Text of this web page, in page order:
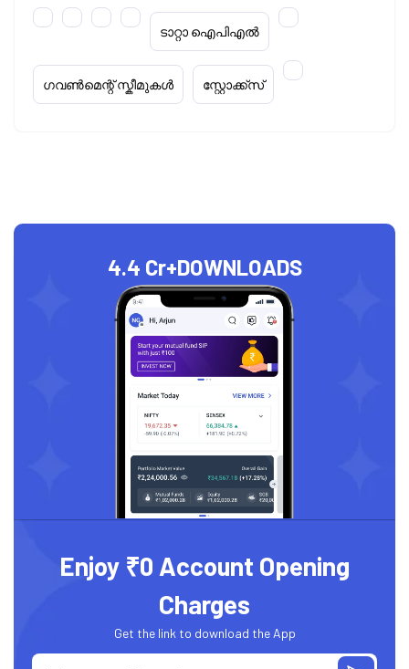
ടാറ്റാ ഐപിഎൽ
ഗവൺമെന്റ് സ്കീമുകൾ സ്റ്റോക്ക്‌സ്
4.4 Cr+DOWNLOADS
Enjoy ₹0 Account Opening
Charges
Get the link to download the App